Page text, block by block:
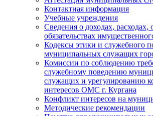
Контактная информация
Учебные учреждения
Сведения о доходах, расходах,
обязательствах
Кодексы этики и служебного
муниципальных служащих
Комиссии по соблюдению
служебному поведению
служащих и урегулированию
интересов ОМС г. Кургана
Конфликт интересов на
Методические рекомендации